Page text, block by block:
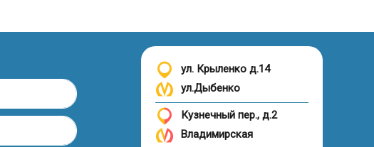
ул. Крыленко д.14
ул.Дыбенко
Кузнечный пер., д.2
Владимирская